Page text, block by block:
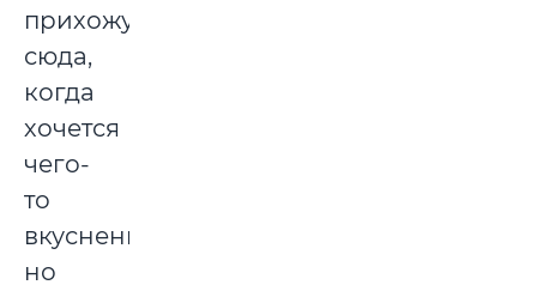
прихожу
сюда,
когда
хочется
чего-
то
вкусненького,
но